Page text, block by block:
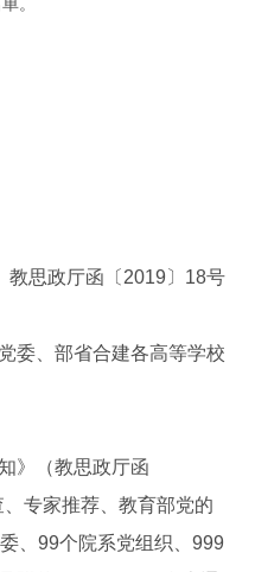
。
教思政厅函〔2019〕18号
委、部省合建各高等学校
》（教思政厅函
专家推荐、教育部党的
、99个院系党组织、999